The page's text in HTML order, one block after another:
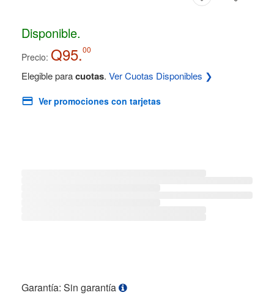
Disponible.
Precio: Q95.00
Elegible paracuotas. Ver Cuotas Disponibles ❯
Ver promociones con tarjetas
Garantía: Sin garantía